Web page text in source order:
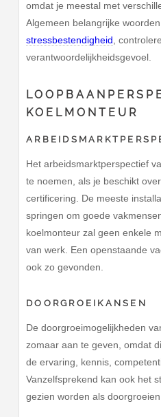
omdat je meestal met
Algemeen belangrijke
stressbestendigheid ,
verantwoordelijkheidsgevoel.
KOELMONTEUR
Het arbeidsmarktperspectief
te noemen, als je beschikt
certificering. De meeste
springen om goede
koelmonteur zal geen enkele
van werk. Een openstaande
ook zo gevonden.
DOORGROEIKANSEN
De doorgroeimogelijkheden
zomaar aan te geven, omdat
de ervaring, kennis,
Vanzelfsprekend kan ook het
gezien worden als